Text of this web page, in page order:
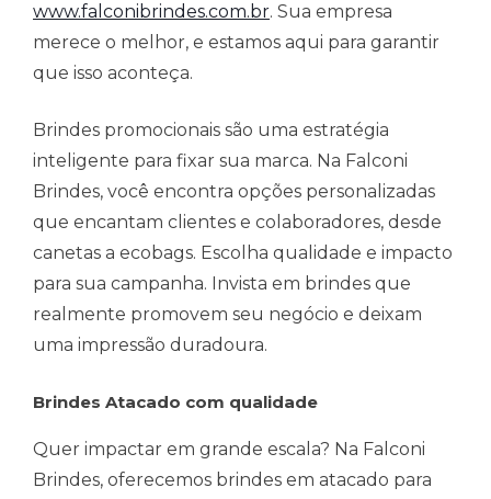
www.falconibrindes.com.br. Sua empresa
merece o melhor, e estamos aqui para garantir
que isso aconteça.
Brindes promocionais são uma estratégia
inteligente para fixar sua marca. Na Falconi
Brindes, você encontra opções personalizadas
que encantam clientes e colaboradores, desde
canetas a ecobags. Escolha qualidade e impacto
para sua campanha. Invista em brindes que
realmente promovem seu negócio e deixam
uma impressão duradoura.
Brindes Atacado com qualidade
Quer impactar em grande escala? Na Falconi
Brindes, oferecemos brindes em atacado para